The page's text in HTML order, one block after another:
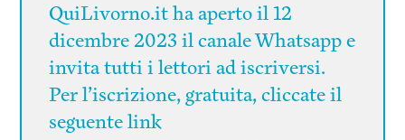
QuiLivorno.it ha aperto il 12
dicembre 2023 il canale Whatsapp e
invita tutti i lettori ad iscriversi.
Per l’iscrizione, gratuita, cliccate il
seguente link